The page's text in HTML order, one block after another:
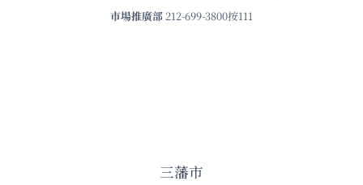
市場推廣部 212-699-3800按111
三藩市